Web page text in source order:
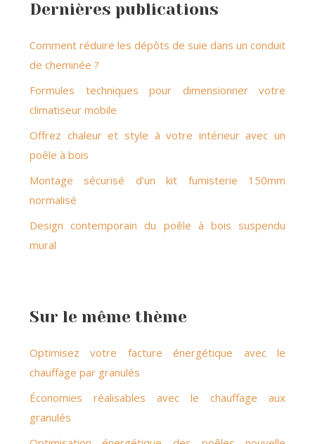
Dernières publications
Comment réduire les dépôts de suie dans un conduit
de cheminée ?
Formules techniques pour dimensionner votre
climatiseur mobile
Offrez chaleur et style à votre intérieur avec un
poêle à bois
Montage sécurisé d’un kit fumisterie 150mm
normalisé
Design contemporain du poêle à bois suspendu
mural
Sur le même thème
Optimisez votre facture énergétique avec le
chauffage par granulés
Économies réalisables avec le chauffage aux
granulés